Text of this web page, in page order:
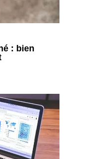
: bien